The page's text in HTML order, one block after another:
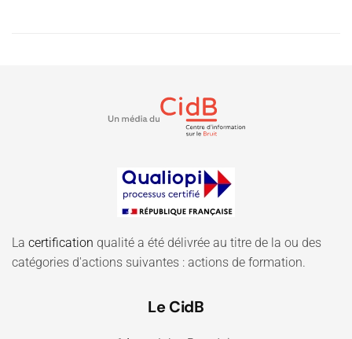
La certification qualité a été délivrée au titre de la ou des
catégories d'actions suivantes : actions de formation.
Le CidB